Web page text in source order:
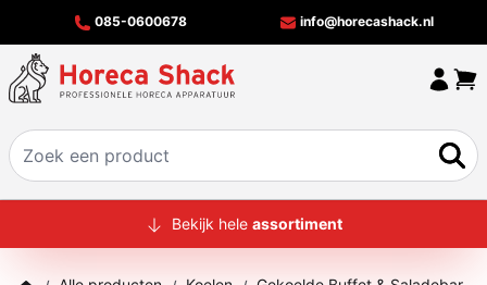
085-0600678 info@horecashack.nl
HOME
Bekijk hele assortiment